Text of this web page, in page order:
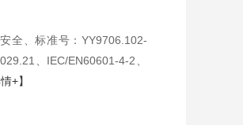
全、标准号：YY9706.102-
、IEC/EN60601-4-2、
+】